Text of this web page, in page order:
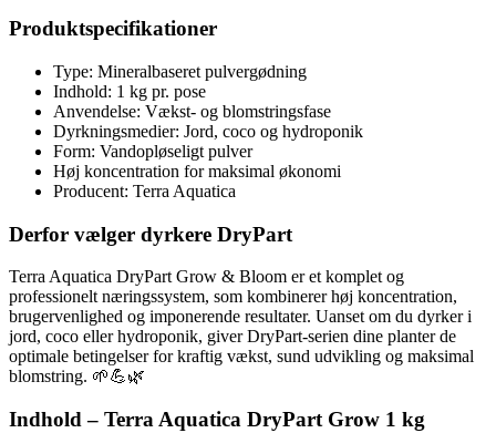
Produktspecifikationer
Type: Mineralbaseret pulvergødning
Indhold: 1 kg pr. pose
Anvendelse: Vækst- og blomstringsfase
Dyrkningsmedier: Jord, coco og hydroponik
Form: Vandopløseligt pulver
Høj koncentration for maksimal økonomi
Producent: Terra Aquatica
Derfor vælger dyrkere DryPart
Terra Aquatica DryPart Grow & Bloom er et komplet og
professionelt næringssystem, som kombinerer høj koncentration,
brugervenlighed og imponerende resultater. Uanset om du dyrker i
jord, coco eller hydroponik, giver DryPart-serien dine planter de
optimale betingelser for kraftig vækst, sund udvikling og maksimal
blomstring. 🌱💪🌿
Indhold – Terra Aquatica DryPart Grow 1 kg